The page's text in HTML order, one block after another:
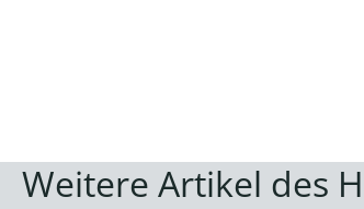
Weitere Artikel des